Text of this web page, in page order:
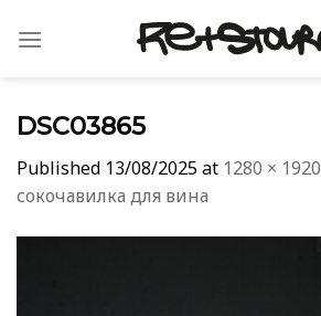
DSC03865
Published 13/08/2025at 1280 × 1920
сокочавилка для вина